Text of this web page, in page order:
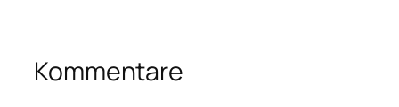
Kommentare